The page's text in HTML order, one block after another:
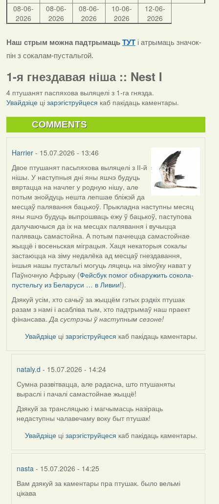
08-06-
2026
08-06-
2026
08-06-
2026
10-06-
2026
12-06-
2026
Наш стрым можна падтрымаць ТУТ і атрымаць значок-
пін з сокалам-пустальгой.
1-я гнездавая ніша :: Nest I
4 птушанят паспяхова выляцелі з 1-га гнязда.
Увайдзіцеці зарэгіструйцеся каб пакідаць каментары.
COMMENTS
Harrier- 15.07.2026 - 13:46
Двое птушанят пасьпяхова выляцелі з ІІ-й
нішы. У наступныя дні яны яшчэ будуць
вяртацца на начлег у родную нішу, але
потым знойдуць нешта лепшае бліжэй да
месцаў палявання бацькоў. Прыкладна наступны месяц
яны яшчэ будуць выпрошваць ежу ў бацькоў, паступова
далучаючыся да іх на месцах палявання і вучыцца
паляваць самастойна. А потым пачнецца самастойнае
жыццё і восеньская міграцыя. Хаця некаторыя сокалы
застаюцца на зіму недалёка ад месцаў гнездавання,
іншыя нашы пустальгі могуць ляцець на зімоўку нават у
Паўночную Афрыку (Фейсбук помог обнаружить сокола-
пустельгу из Беларуси … в Ливии!).
Дзякуй усім, хто сачыў за жыццём гэтых рэдкіх птушак
разам з намі і асабліва тым, хто падтрымаў наш праект
фінансава. Да сустрэчы ў наступным сезоне!
Увайдзіце цізарэгіструйцеся каб пакідаць каментары.
nataly.d - 15.07.2026 - 14:24
In
reply
to
by
Сумна развітвацца, але радасна, што птушаняты
выраслі і пачалі самастойнае жыццё!
Дзякуй за трансляцыю і магчымасць назіраць
недаступны чалавечаму воку быт птушак!
Увайдзіце цізарэгіструйцеся каб пакідаць каментары.
nasta - 15.07.2026 - 14:25
In
reply
Вам дзякуй за каментары пра птушак. было вельмі
цікава